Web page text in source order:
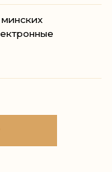
минских